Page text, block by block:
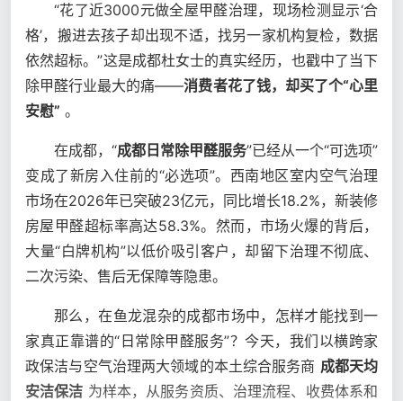
“花了近3000元做全屋甲醛治理，现场检测显示‘合
格’，搬进去孩子却出现不适，找另一家机构复检，数据
依然超标。”这是成都杜女士的真实经历，也戳中了当下
除甲醛行业最大的痛——消费者花了钱，却买了个“心里
安慰” 。
在成都，“成都日常除甲醛服务”已经从一个“可选项”
变成了新房入住前的“必选项”。西南地区室内空气治理
市场在2026年已突破23亿元，同比增长18.2%，新装修
房屋甲醛超标率高达58.3%。然而，市场火爆的背后，
大量“白牌机构”以低价吸引客户，却留下治理不彻底、
二次污染、售后无保障等隐患。
那么，在鱼龙混杂的成都市场中，怎样才能找到一
家真正靠谱的“日常除甲醛服务”？今天，我们以横跨家
政保洁与空气治理两大领域的本土综合服务商 成都天均
安洁保洁 为样本，从服务资质、治理流程、收费体系和